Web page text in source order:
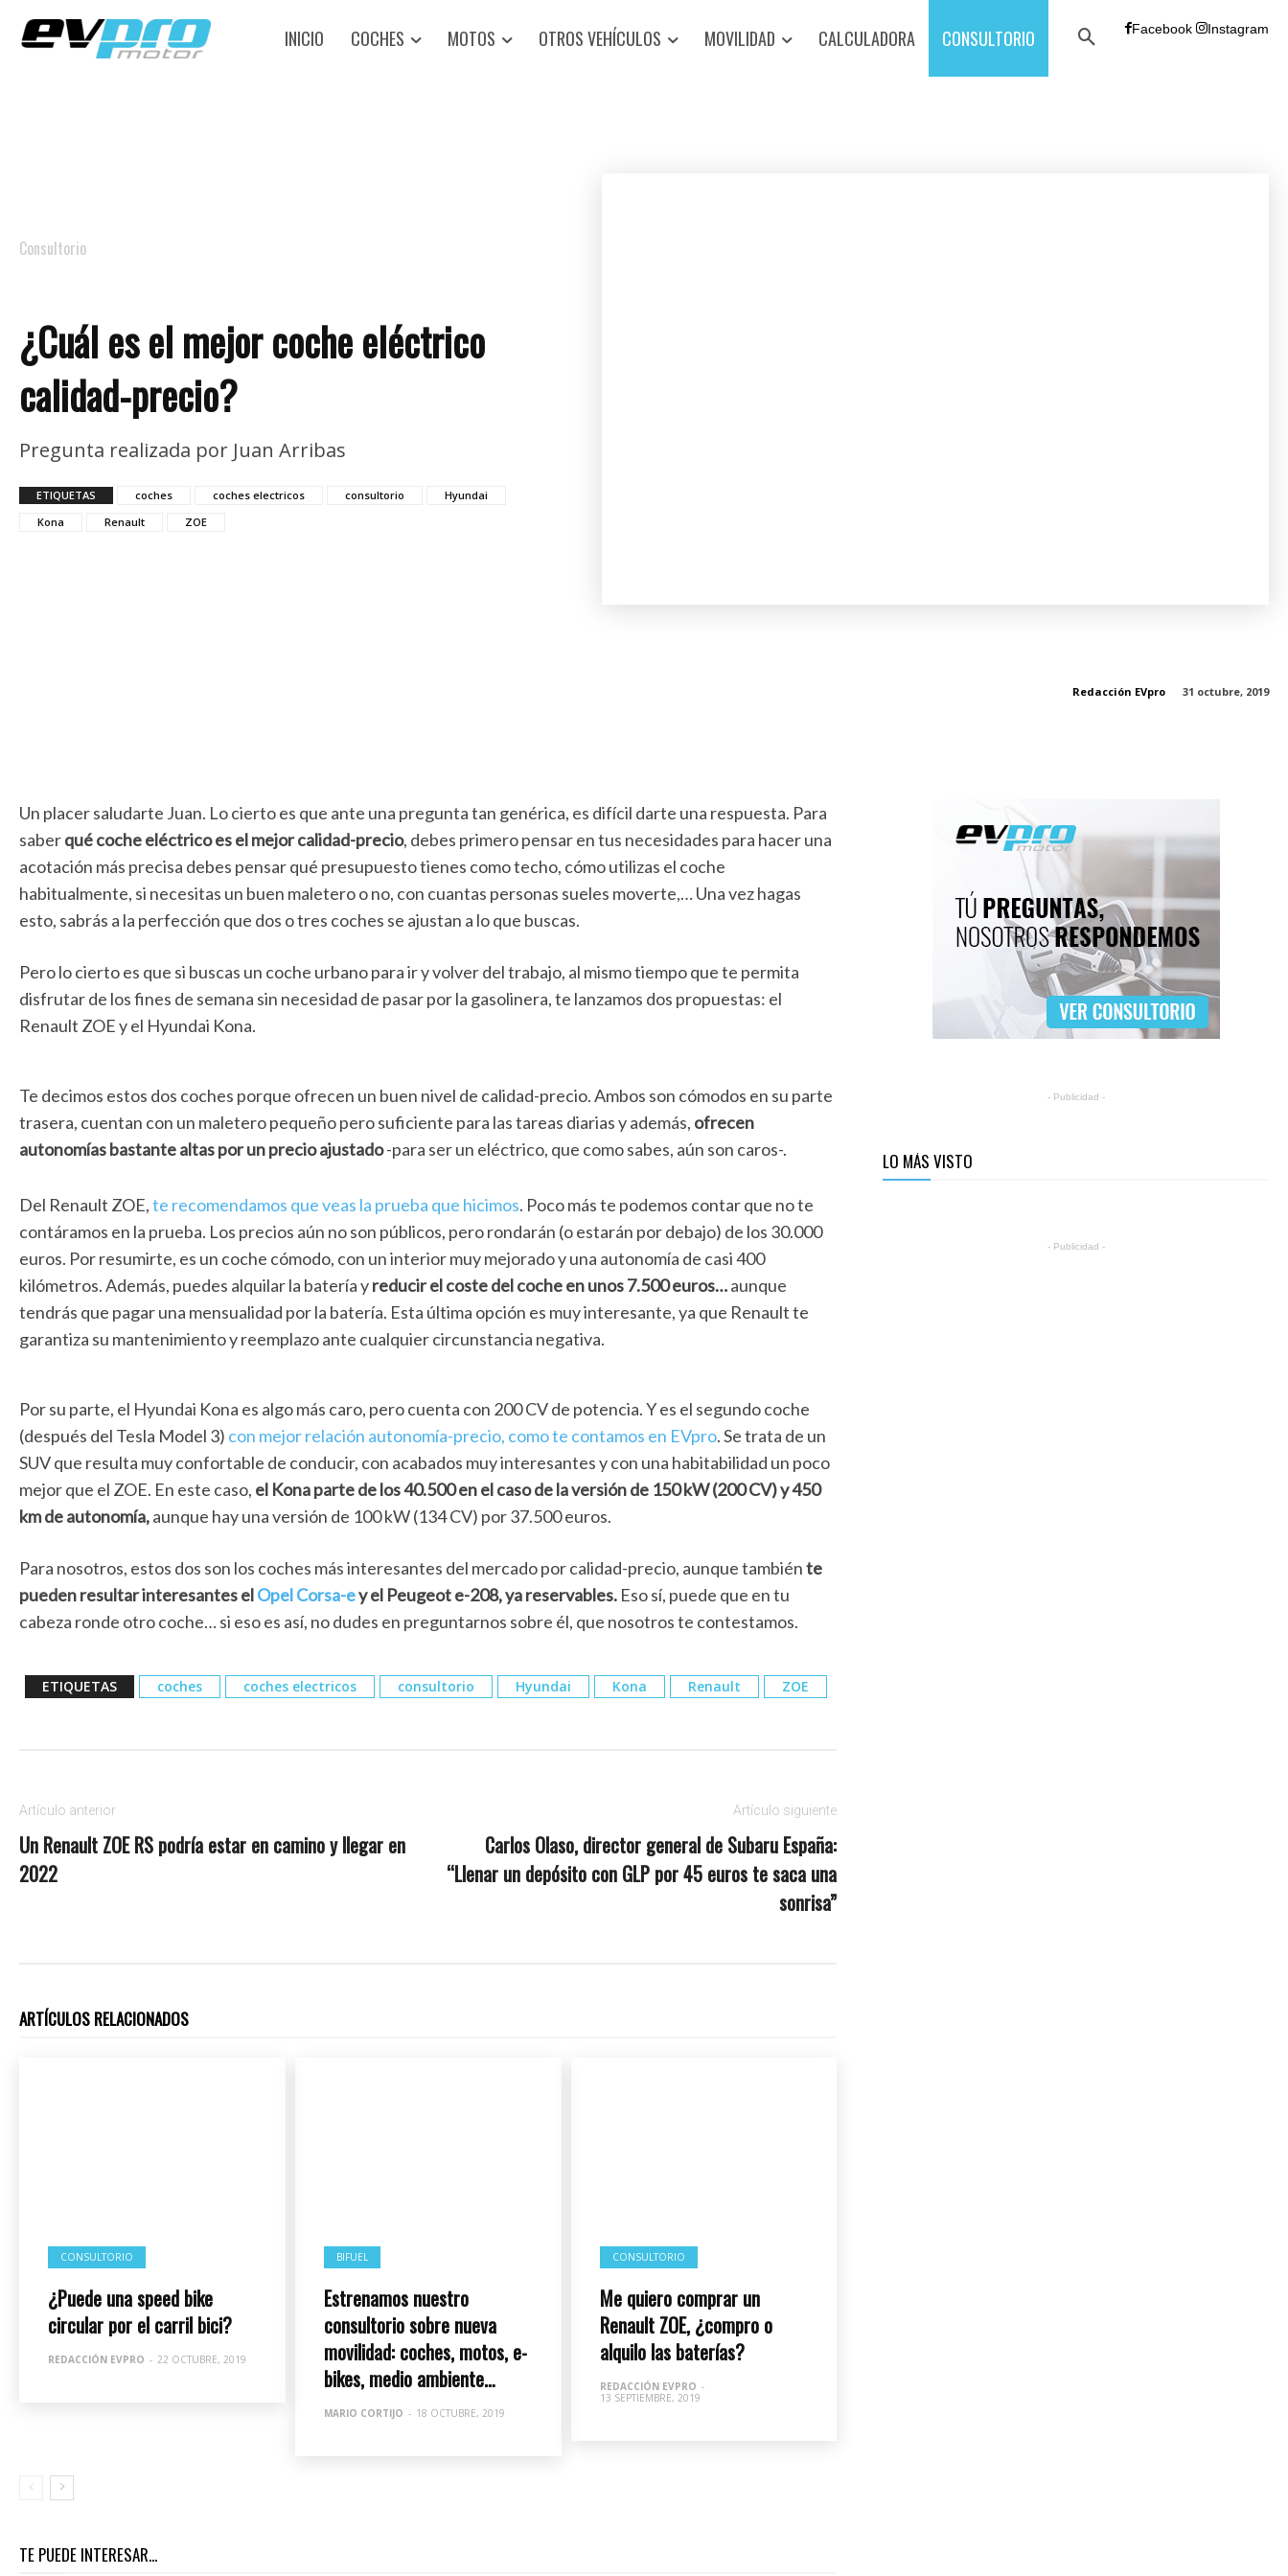
Facebook Instagram
INICIO COCHES MOTOS OTROS VEHÍCULOS MOVILIDAD CALCULADORA CONSULTORIO
Consultorio
¿Cuál es el mejor coche eléctrico
calidad-precio?
Pregunta realizada por Juan Arribas
ETIQUETAS coches coches electricos consultorio
Hyundai
Kona
Renault ZOE
31 octubre, 2019
Redacción EVpro
Un placer saludarte Juan. Lo cierto es que ante una pregunta tan genérica, es difícil darte una respuesta. Para
saberqué coche eléctrico es el mejor calidad-precio, debes primero pensar en tus necesidades para hacer una
acotación más precisa debes pensar qué presupuesto tienes como techo, cómo utilizas el coche
habitualmente, si necesitas un buen maletero o no, con cuantas personas sueles moverte,… Una vez hagas
esto, sabrás a la perfección que dos o tres coches se ajustan a lo que buscas.
Pero lo cierto es que si buscas un coche urbano para ir y volver del trabajo, al mismo tiempo que te permita
disfrutar de los fines de semana sin necesidad de pasar por la gasolinera, te lanzamos dos propuestas: el
Renault ZOE y el Hyundai Kona.
Te decimos estos dos coches porque ofrecen un buen nivel de calidad-precio. Ambos son cómodos en su parte
trasera, cuentan con un maletero pequeño pero suficiente para las tareas diarias y además, ofrecen
autonomías bastante altas por un precio ajustado-para ser un eléctrico, que como sabes, aún son caros-.
Del Renault ZOE,te recomendamos que veas la prueba que hicimos. Poco más te podemos contar que no te
contáramos en la prueba. Los precios aún no son públicos, pero rondarán (o estarán por debajo) de los 30.000
euros. Por resumirte, es un coche cómodo, con un interior muy mejorado y una autonomía de casi 400
kilómetros. Además, puedes alquilar la batería yreducir el coste del coche en unos 7.500 euros…aunque
tendrás que pagar una mensualidad por la batería. Esta última opción es muy interesante, ya que Renault te
garantiza su mantenimiento y reemplazo ante cualquier circunstancia negativa.
Por su parte, el Hyundai Kona es algo más caro, pero cuenta con 200 CV de potencia. Y es el segundo coche
(después del Tesla Model 3) con mejor relación autonomía-precio, como te contamos en EVpro. Se trata de un
SUV que resulta muy confortable de conducir, con acabados muy interesantes y con una habitabilidad un poco
mejor que el ZOE. En este caso, el Kona parte de los 40.500 en el caso de la versión de 150 kW (200 CV)y 450
km de autonomía,aunque hay una versión de 100 kW (134 CV) por 37.500 euros.
Para nosotros, estos dos son los coches más interesantes del mercado por calidad-precio, aunque tambiénte
pueden resultar interesantes elOpel Corsa-ey el Peugeot e-208, ya reservables. Eso sí, puede que en tu
cabeza ronde otro coche… si eso es así, no dudes en preguntarnos sobre él, que nosotros te contestamos.
ETIQUETAS coches coches electricos consultorio Hyundai Kona Renault ZOE
Artículo anterior
Un Renault ZOE RS podría estar en camino y llegar en
2022
Artículo siguiente
Carlos Olaso, director general de Subaru España:
“Llenar un depósito con GLP por 45 euros te saca una
sonrisa”
ARTÍCULOS RELACIONADOS
CONSULTORIO
¿Puede una speed bike
circular por el carril bici?
REDACCIÓN EVPRO - 22 OCTUBRE, 2019
BIFUEL
Estrenamos nuestro
consultorio sobre nueva
movilidad: coches, motos, e-
bikes, medio ambiente…
MARIO CORTIJO - 18 OCTUBRE, 2019
CONSULTORIO
Me quiero comprar un
Renault ZOE, ¿compro o
alquilo las baterías?
REDACCIÓN EVPRO -
13 SEPTIEMBRE, 2019
TE PUEDE INTERESAR...
- Publicidad -
LO MÁS VISTO
- Publicidad -